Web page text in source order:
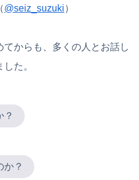
@seiz_suzuki）
からも、多くの人とお話し
た。
？
か？